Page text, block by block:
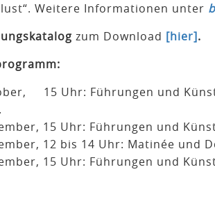
Weitere Informationen unter
zum Download [hier].
15 Uhr: Führungen und
15 Uhr: Führungen und
12 bis 14 Uhr: Matinée und
15 Uhr: Führungen und